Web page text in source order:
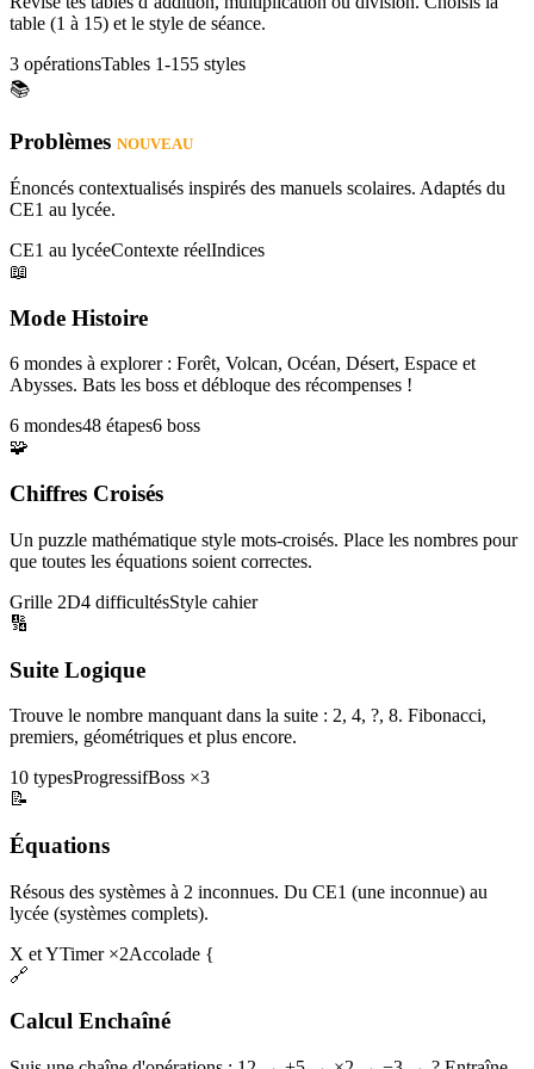
table (1 à 15) et le style de séance.
3 opérationsTables 1-155 styles
📚
Problèmes NOUVEAU
Énoncés contextualisés inspirés des manuels scolaires. Adaptés du
CE1 au lycée.
CE1 au lycéeContexte réelIndices
📖
Mode Histoire
6 mondes à explorer : Forêt, Volcan, Océan, Désert, Espace et
Abysses. Bats les boss et débloque des récompenses !
6 mondes48 étapes6 boss
🧩
Chiffres Croisés
Un puzzle mathématique style mots-croisés. Place les nombres pour
que toutes les équations soient correctes.
Grille 2D4 difficultésStyle cahier
🔢
Suite Logique
Trouve le nombre manquant dans la suite : 2, 4, ?, 8. Fibonacci,
premiers, géométriques et plus encore.
10 typesProgressifBoss ×3
📝
Équations
Résous des systèmes à 2 inconnues. Du CE1 (une inconnue) au
lycée (systèmes complets).
X et YTimer ×2Accolade {
🔗
Calcul Enchaîné